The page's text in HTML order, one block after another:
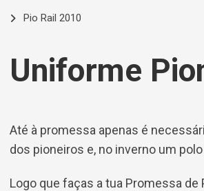
Uniforme
Até à promessa apenas é
dos pioneiros e, no inverno um
Logo que faças a tua Promessa de
Pio Rail 2010